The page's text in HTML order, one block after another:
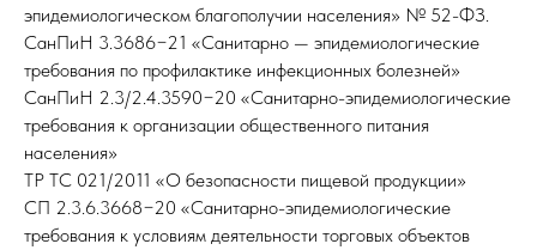
эпидемиологическом благополучии населения» № 52-ФЗ.
СанПиН 3.3686−21 «Санитарно — эпидемиологические
требования по профилактике инфекционных болезней»
СанПиН 2.3/2.4.3590−20 «Санитарно-эпидемиологические
требования к организации общественного питания
населения»
ТР ТС 021/2011 «О безопасности пищевой продукции»
СП 2.3.6.3668−20 «Санитарно-эпидемиологические
требования к условиям деятельности торговых объектов